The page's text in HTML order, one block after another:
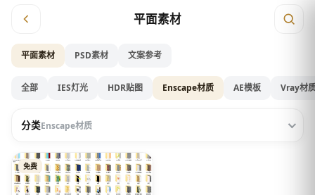
平面素材
平面素材 PSD素材 文案参考
全部 IES灯光 HDR贴图 Enscape材质 AE模板 Vray材
分类Enscape材质
免费